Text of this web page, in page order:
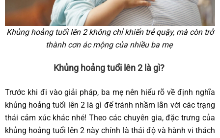
Khủng hoảng tuổi lên 2 không chỉ khiến trẻ quậy, mà còn trở
thành cơn ác mộng của nhiều ba mẹ
Khủng hoảng tuổi lên 2 là gì?
Trước khi đi vào giải pháp, ba mẹ nên hiểu rõ về định nghĩa
khủng hoảng tuổi lên 2 là gì để tránh nhầm lẫn với các trạng
thái cảm xúc khác nhé! Theo các chuyên gia, đặc trưng của
khủng hoảng tuổi lên 2 này chính là thái độ và hành vi thách